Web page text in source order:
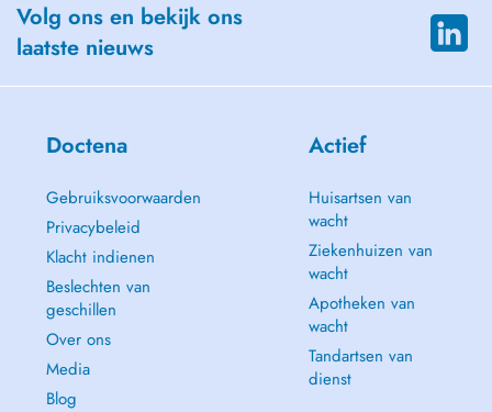
Volg ons en bekijk ons
laatste nieuws
Doctena
Gebruiksvoorwaarden
Privacybeleid
Klacht indienen
Beslechten van
geschillen
Over ons
Media
Blog
Actief
Huisartsen van
wacht
Ziekenhuizen van
wacht
Apotheken van
wacht
Tandartsen van
dienst